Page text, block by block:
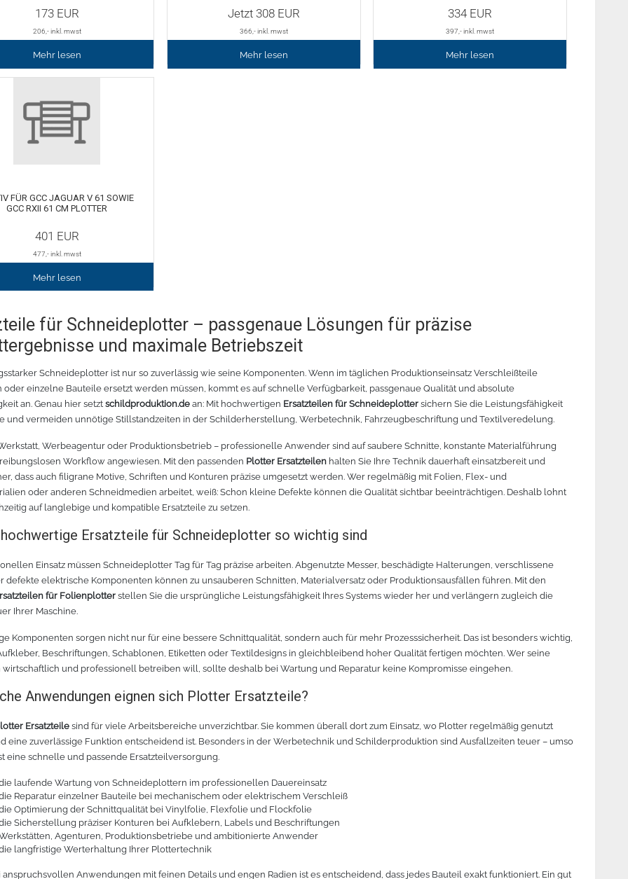
173EUR
206 ,- inkl. mwst
Mehr lesen
Jetzt 308EUR
366 ,- inkl. mwst
Mehr lesen
334 EUR
397 ,- inkl. mwst
Mehr lesen
FÜR GCC JAGUAR V 61 SOWIE
GCC RXII 61 CM PLOTTER
401 EUR
477 ,- inkl. mwst
Mehr lesen
für Schneideplotter – passgenaue Lösungen für präzise
und maximale Betriebszeit
Schneideplotter ist nur so zuverlässig wie seine Komponenten. Wenn im täglichen Produktionseinsatz Verschleißteile
oder einzelne Bauteile ersetzt werden müssen, kommt es auf schnelle Verfügbarkeit, passgenaue Qualität und absolute
an. Genau hier setztschildproduktion.de an: Mit hochwertigen Ersatzteilen für Schneideplotter sichern Sie die Leistungsfähigkeit
und vermeiden unnötige Stillstandzeiten in der Schilderherstellung, Werbetechnik, Fahrzeugbeschriftung und Textilveredelung.
Werbeagentur oder Produktionsbetrieb – professionelle Anwender sind auf saubere Schnitte, konstante Materialführung
Workflow angewiesen. Mit den passenden Plotter Ersatzteilen halten Sie Ihre Technik dauerhaft einsatzbereit und
dass auch filigrane Motive, Schriften und Konturen präzise umgesetzt werden. Wer regelmäßig mit Folien, Flex- und
oder anderen Schneidmedien arbeitet, weiß: Schon kleine Defekte können die Qualität sichtbar beeinträchtigen. Deshalb lohnt
auf langlebige und kompatible Ersatzteile zu setzen.
Ersatzteile für Schneideplotter so wichtig sind
Einsatz müssen Schneideplotter Tag für Tag präzise arbeiten. Abgenutzte Messer, beschädigte Halterungen, verschlissene
defekte elektrische Komponenten können zu unsauberen Schnitten, Materialversatz oder Produktionsausfällen führen. Mit den
für Folienplotter stellen Sie die ursprüngliche Leistungsfähigkeit Ihres Systems wieder her und verlängern zugleich die
Ihrer Maschine.
Komponenten sorgen nicht nur für eine bessere Schnittqualität, sondern auch für mehr Prozesssicherheit. Das ist besonders wichtig,
Beschriftungen, Schablonen, Etiketten oder Textildesigns in gleichbleibend hoher Qualität fertigen möchten. Wer seine
wirtschaftlich und professionell betreiben will, sollte deshalb bei Wartung und Reparatur keine Kompromisse eingehen.
Anwendungen eignen sich Plotter Ersatzteile?
Ersatzteilesind für viele Arbeitsbereiche unverzichtbar. Sie kommen überall dort zum Einsatz, wo Plotter regelmäßig genutzt
eine zuverlässige Funktion entscheidend ist. Besonders in der Werbetechnik und Schilderproduktion sind Ausfallzeiten teuer – umso
eine schnelle und passende Ersatzteilversorgung.
laufende Wartung von Schneideplottern im professionellen Dauereinsatz
Reparatur einzelner Bauteile bei mechanischem oder elektrischem Verschleiß
Optimierung der Schnittqualität bei Vinylfolie, Flexfolie und Flockfolie
Sicherstellung präziser Konturen bei Aufklebern, Labels und Beschriftungen
Agenturen, Produktionsbetriebe und ambitionierte Anwender
langfristige Werterhaltung Ihrer Plottertechnik
anspruchsvollen Anwendungen mit feinen Details und engen Radien ist es entscheidend, dass jedes Bauteil exakt funktioniert. Ein gut